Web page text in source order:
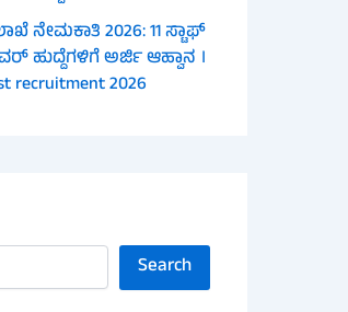
ನೇಮಕಾತಿ 2026: 11 ಸ್ಟಾಫ್
ಹುದ್ದೆಗಳಿಗೆ ಅರ್ಜಿ ಆಹ್ವಾನ ।
recruitment 2026
Search